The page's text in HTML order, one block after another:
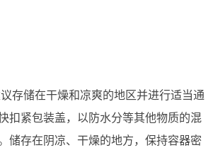
存储在干燥和凉爽的地区并进行适当通
扣紧包装盖，以防水分等其他物质的混
储存在阴凉、干燥的地方，保持容器密